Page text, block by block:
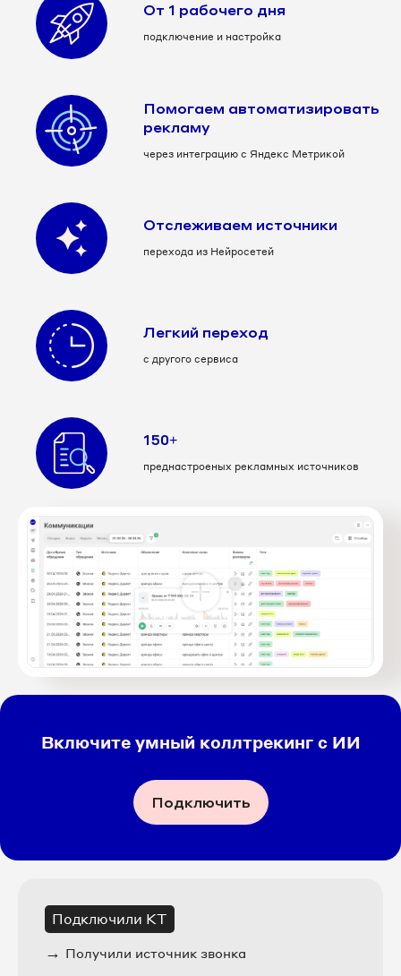
От 1 рабочего дня
подключение и настройка
Помогаем автоматизировать
рекламу
через интеграцию с Яндекс Метрикой
Отслеживаем источники
перехода из Нейросетей
Легкий переход
с другого сервиса
150+
преднастроеных рекламных источников
Включите умный коллтрекинг с ИИ
Подключить
Подключили КТ
→ Получили источник звонка